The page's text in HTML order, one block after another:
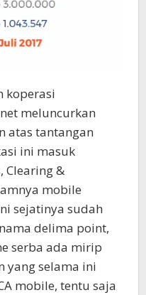
koperasi
meluncurkan
atas tantangan
ini masuk
Clearing &
mobile
sejatinya sudah
delima point,
serba ada mirip
yang selama ini
mobile, tentu saja